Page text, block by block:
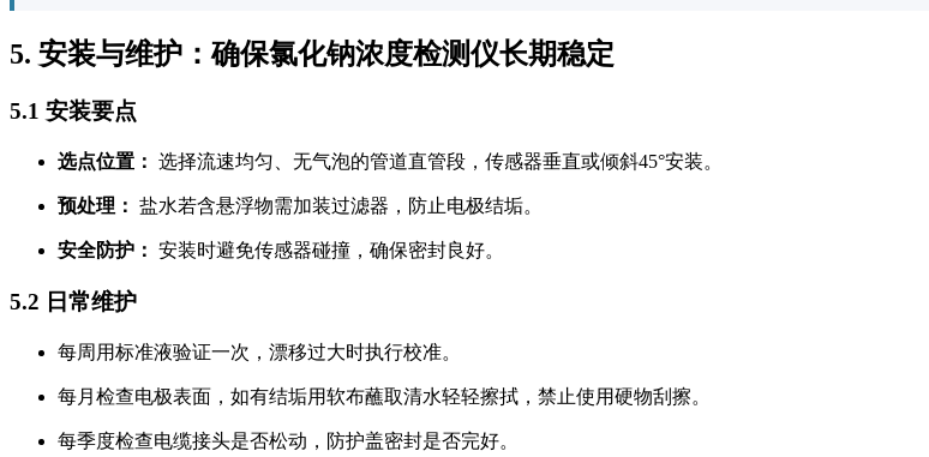
5. 安装与维护：确保氯化钠浓度检测仪长期稳定
5.1 安装要点
选点位置： 选择流速均匀、无气泡的管道直管段，传感器垂直或倾斜45°安装。
预处理： 盐水若含悬浮物需加装过滤器，防止电极结垢。
安全防护： 安装时避免传感器碰撞，确保密封良好。
5.2 日常维护
每周用标准液验证一次，漂移过大时执行校准。
每月检查电极表面，如有结垢用软布蘸取清水轻轻擦拭，禁止使用硬物刮擦。
每季度检查电缆接头是否松动，防护盖密封是否完好。